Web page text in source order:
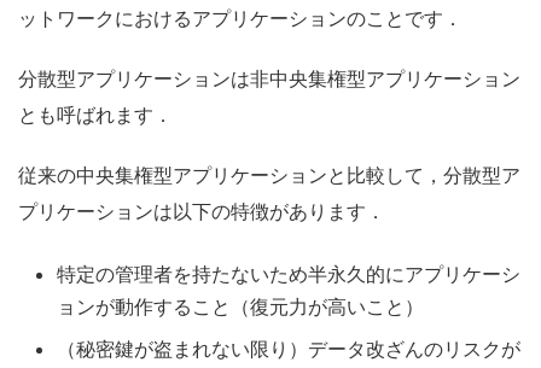
ットワークにおけるアプリケーションのことです．
分散型アプリケーションは非中央集権型アプリケーション
とも呼ばれます．
従来の中央集権型アプリケーションと比較して，分散型ア
プリケーションは以下の特徴があります．
特定の管理者を持たないため半永久的にアプリケーシ
ョンが動作すること（復元力が高いこと）
（秘密鍵が盗まれない限り）データ改ざんのリスクが